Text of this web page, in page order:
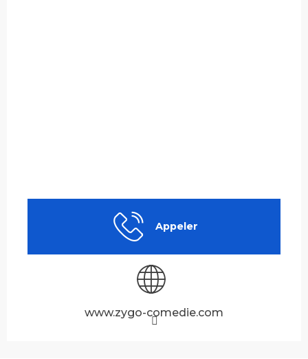
Appeler
www.zygo-comedie.com